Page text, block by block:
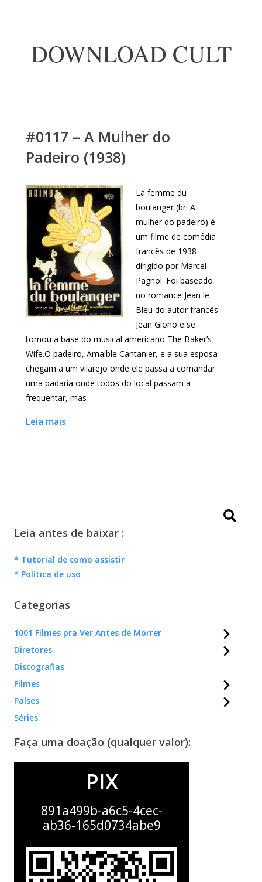
DOWNLOAD CULT
#0117 – A Mulher do
Padeiro (1938)
La femme du
boulanger (br: A
mulher do padeiro) é
um filme de comédia
francês de 1938
dirigido por Marcel
Pagnol. Foi baseado
no romance Jean le
Bleu do autor francês
Jean Giono e se
tornou a base do musical americano The Baker’s
Wife.O padeiro, Amaible Cantanier, e a sua esposa
chegam a um vilarejo onde ele passa a comandar
uma padaria onde todos do local passam a
frequentar, mas
Leia mais
Leia antes de baixar :
* Tutorial de como assistir
* Política de uso
Categorias
1001 Filmes pra Ver Antes de Morrer
Diretores
Discografias
Filmes
Países
Séries
Faça uma doação (qualquer valor):
PIX
891a499b-a6c5-4cec-
ab36-165d0734abe9